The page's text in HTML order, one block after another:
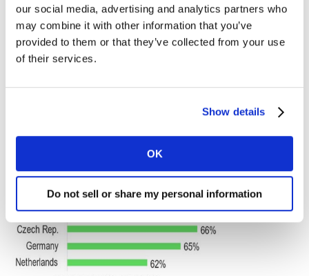
our social media, advertising and analytics partners who
may combine it with other information that you’ve
provided to them or that they’ve collected from your use
of their services.
Show details
OK
Do not sell or share my personal information